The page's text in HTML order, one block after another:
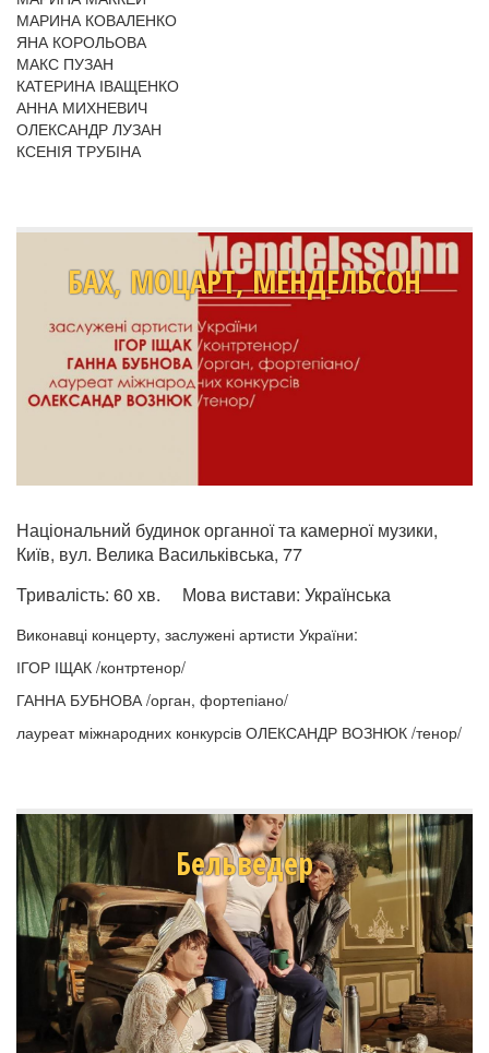
МАРИНА КОВАЛЕНКО
ЯНА КОРОЛЬОВА
МАКС ПУЗАН
КАТЕРИНА ІВАЩЕНКО
АННА МИХНЕВИЧ
ОЛЕКСАНДР ЛУЗАН
КСЕНІЯ ТРУБІНА
БАХ, МОЦАРТ, МЕНДЕЛЬСОН
Національний будинок органної та камерної музики,
Київ, вул. Велика Васильківська, 77
Тривалість: 60 хв. Мова вистави: Українська
Виконавці концерту, заслужені артисти України:
ІГОР ІЩАК /контртенор/
ГАННА БУБНОВА /орган, фортепіано/
лауреат міжнародних конкурсів ОЛЕКСАНДР ВОЗНЮК /тенор/
Бельведер